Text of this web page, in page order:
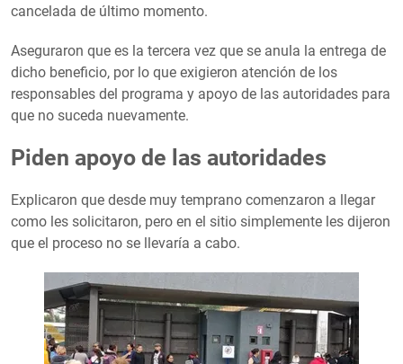
cancelada de último momento.
Aseguraron que es la tercera vez que se anula la entrega de
dicho beneficio, por lo que exigieron atención de los
responsables del programa y apoyo de las autoridades para
que no suceda nuevamente.
Piden apoyo de las autoridades
Explicaron que desde muy temprano comenzaron a llegar
como les solicitaron, pero en el sitio simplemente les dijeron
que el proceso no se llevaría a cabo.